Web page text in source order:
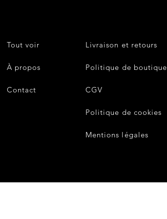
Tout voir
À propos
Contact
Livraison et retours
Politique de boutique
CGV
Politique de cookies
Mentions légales